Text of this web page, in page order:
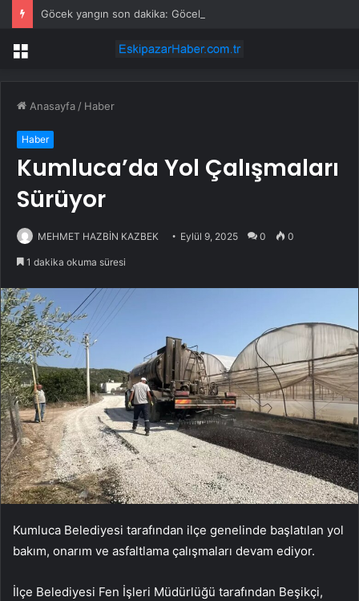
Menü
Anasayfa / Haber
Haber
Kumluca’da Yol Çalışmaları
Sürüyor
MEHMET HAZBİN KAZBEK Eylül 9, 2025 0 0
1 dakika okuma süresi
Kumluca Belediyesi tarafından ilçe genelinde başlatılan yol
bakım, onarım ve asfaltlama çalışmaları devam ediyor.
İlçe Belediyesi Fen İşleri Müdürlüğü tarafından Beşikçi,